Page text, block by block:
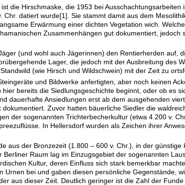
die Hirschmaske, die 1953 bei
Chr. datiert wurde[1] . Sie stammt damit aus dem
Erwärmung einer dichten Vegetation wich.
Zusammenhängen gut dokumentiert, jedoch
(und wohl auch Jägerinnen) den Rentierherden auf,
Lager, die jedoch mit der Ausbreitung des
(wie Hirsch und Wildschwein) mit der Zeit zu
und Bildwerke anfertigten, aber noch keinen
bereits die Siedlungsgeschichte beginnt, oder ob es
dauerhafte Ansiedlungen erst ab dem ausgehenden
Zuvor hatten bäuerliche Siedler die
der sogenannten Trichterbecherkultur (etwa 4.200 v.
In Hellersdorf wurden als Zeichen ihrer
aus der Bronzezeit (1.800 – 600 v. Chr.), in der
Berliner Raum lag im Einzugsgebiet der sogenannten
Kultur, deren Einfluss sich stark bemerkbar
Urnen bei und gaben diesen persönliche Gegenstände,
aus dieser Zeit. Deutlich geringer ist die Zahl der